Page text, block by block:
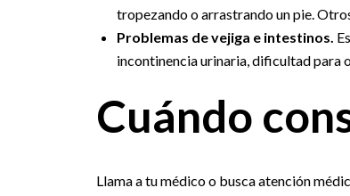
tropezando o arrastrando un pie.
Problemas de vejiga e intestinos.
incontinencia urinaria, dificultad para
Cuándo
Llama a tu médico o busca atención